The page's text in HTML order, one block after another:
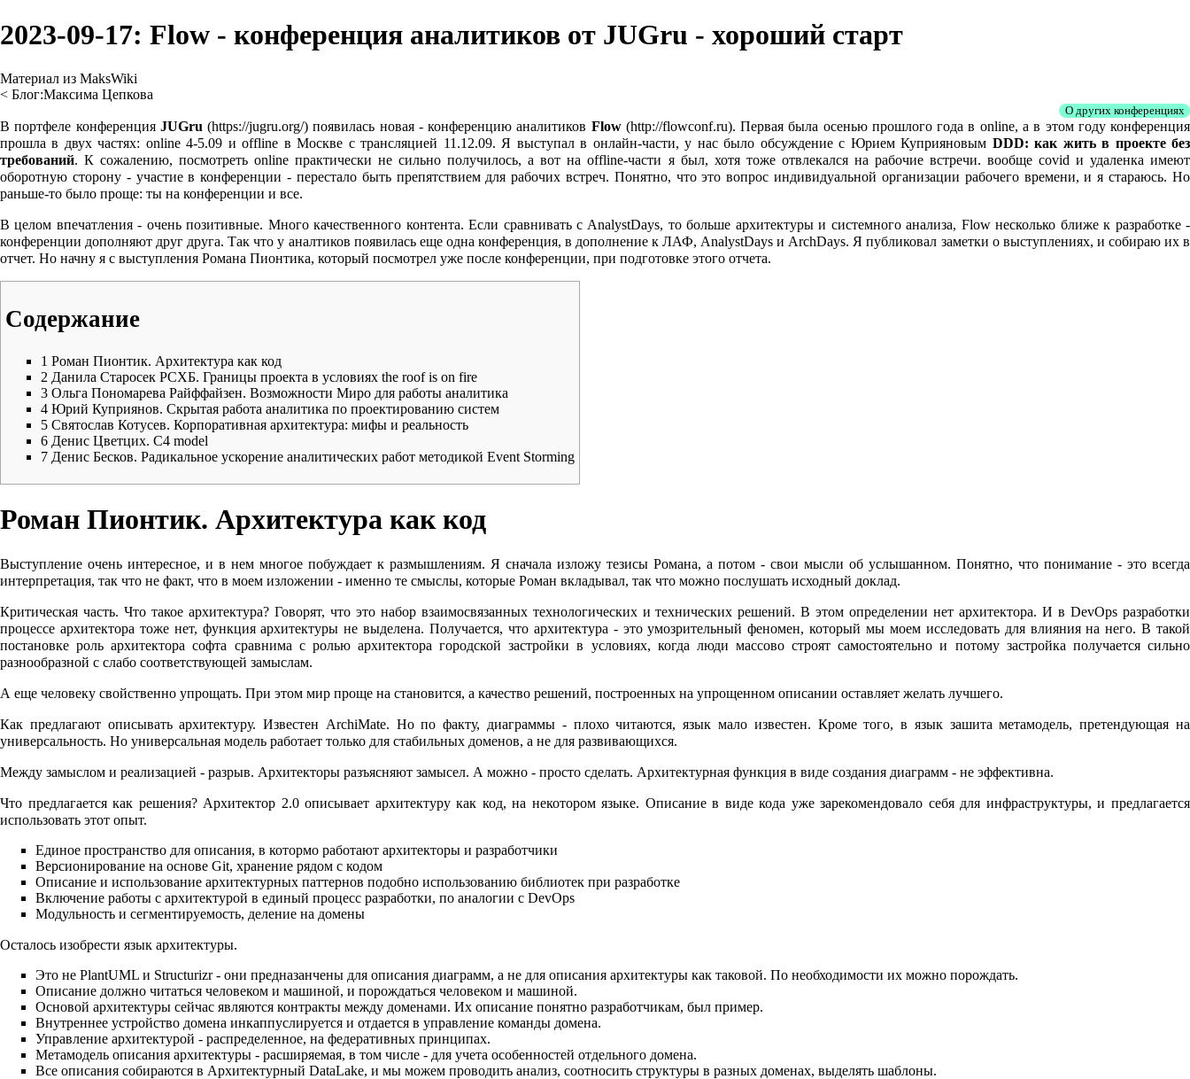
2023-09-17: Flow - конференция аналитиков от JUGru - хороший старт
Материал из MaksWiki
< Блог:Максима Цепкова
О других конференциях
В портфеле конференция JUGru появилась новая - конференцию аналитиков Flow
. Первая была осенью прошлого года в online, а в этом году конференция
прошла в двух частях: online 4-5.09 и offline в Москве с трансляцией 11.12.09. Я выступал в онлайн-части, у нас было обсуждение с Юрием Куприяновым DDD: как жить в проекте без
требований. К сожалению, посмотреть online практически не сильно получилось, а вот на offline-части я был, хотя тоже отвлекался на рабочие встречи. вообще covid и удаленка имеют
оборотную сторону - участие в конференции - перестало быть препятствием для рабочих встреч. Понятно, что это вопрос индивидуальной организации рабочего времени, и я стараюсь. Но
раньше-то было проще: ты на конференции и все.
В целом впечатления - очень позитивные. Много качественного контента. Если сравнивать с AnalystDays, то больше архитектуры и системного анализа, Flow несколько ближе к разработке -
конференции дополняют друг друга. Так что у аналтиков появилась еще одна конференция, в дополнение к ЛАФ, AnalystDays и ArchDays. Я публиковал заметки о выступлениях, и собираю их в
отчет. Но начну я с выступления Романа Пионтика, который посмотрел уже после конференции, при подготовке этого отчета.
Содержание
1 Роман Пионтик. Архитектура как код
2 Данила Старосек РСХБ. Границы проекта в условиях the roof is on fire
3 Ольга Пономарева Райффайзен. Возможности Миро для работы аналитика
4 Юрий Куприянов. Скрытая работа аналитика по проектированию систем
5 Святослав Котусев. Корпоративная архитектура: мифы и реальность
6 Денис Цветцих. C4 model
7 Денис Бесков. Радикальное ускорение аналитических работ методикой Event Storming
Роман Пионтик. Архитектура как код
Выступление очень интересное, и в нем многое побуждает к размышлениям. Я сначала изложу тезисы Романа, а потом - свои мысли об услышанном. Понятно, что понимание - это всегда
интерпретация, так что не факт, что в моем изложении - именно те смыслы, которые Роман вкладывал, так что можно послушать исходный доклад.
Критическая часть. Что такое архитектура? Говорят, что это набор взаимосвязанных технологических и технических решений. В этом определении нет архитектора. И в DevOps разработки
процессе архитектора тоже нет, функция архитектуры не выделена. Получается, что архитектура - это умозрительный феномен, который мы моем исследовать для влияния на него. В такой
постановке роль архитектора софта сравнима с ролью архитектора городской застройки в условиях, когда люди массово строят самостоятельно и потому застройка получается сильно
разнообразной с слабо соответствующей замыслам.
А еще человеку свойственно упрощать. При этом мир проще на становится, а качество решений, построенных на упрощенном описании оставляет желать лучшего.
Как предлагают описывать архитектуру. Известен ArchiMate. Но по факту, диаграммы - плохо читаются, язык мало известен. Кроме того, в язык зашита метамодель, претендующая на
универсальность. Но универсальная модель работает только для стабильных доменов, а не для развивающихся.
Между замыслом и реализацией - разрыв. Архитекторы разъясняют замысел. А можно - просто сделать. Архитектурная функция в виде создания диаграмм - не эффективна.
Что предлагается как решения? Архитектор 2.0 описывает архитектуру как код, на некотором языке. Описание в виде кода уже зарекомендовало себя для инфраструктуры, и предлагается
использовать этот опыт.
Единое пространство для описания, в котормо работают архитекторы и разработчики
Версионирование на основе Git, хранение рядом с кодом
Описание и использование архитектурных паттернов подобно использованию библиотек при разработке
Включение работы с архитектурой в единый процесс разработки, по аналогии с DevOps
Модульность и сегментируемость, деление на домены
Осталось изобрести язык архитектуры.
Это не PlantUML и Structurizr - они предназанчены для описания диаграмм, а не для описания архитектуры как таковой. По необходимости их можно порождать.
Описание должно читаться человеком и машиной, и порождаться человеком и машиной.
Основой архитектуры сейчас являются контракты между доменами. Их описание понятно разработчикам, был пример.
Внутреннее устройство домена инкаппуслируется и отдается в управление команды домена.
Управление архитектурой - распределенное, на федеративных принципах.
Метамодель описания архитектуры - расширяемая, в том числе - для учета особенностей отдельного домена.
Все описания собираются в Архитектурный DataLake, и мы можем проводить анализ, соотносить структуры в разных доменах, выделять шаблоны.